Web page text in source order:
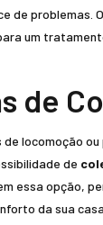
de problemas.
um
de
locomoção
de
essa opção,
da sua casa.